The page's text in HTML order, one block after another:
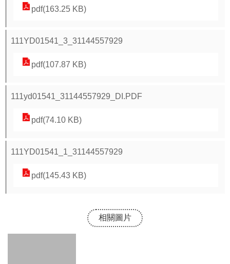
資
事
資
林
pdf(163.25 KB)
111YD01541_3_31144557929
pdf(107.87 KB)
111yd01541_31144557929_DI.PDF
pdf(74.10 KB)
111YD01541_1_31144557929
pdf(145.43 KB)
相關圖片